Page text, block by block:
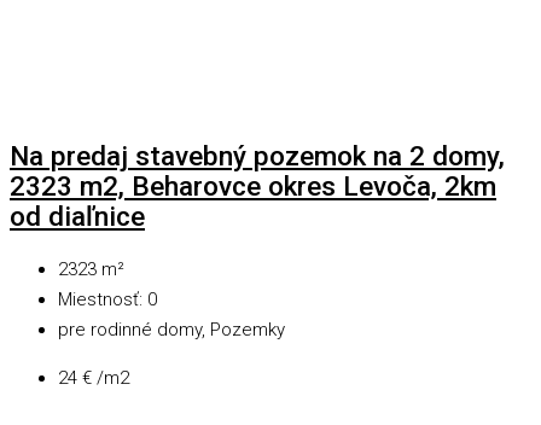
Na predaj stavebný pozemok na 2 domy,
2323 m2, Beharovce okres Levoča, 2km
od diaľnice
2323 m²
Miestnosť: 0
pre rodinné domy, Pozemky
24 € /m2